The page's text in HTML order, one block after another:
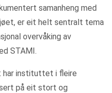
samanheng med
er eit helt sentralt tema
overvåking av
STAMI.
har instituttet i fleire
på eit stort og